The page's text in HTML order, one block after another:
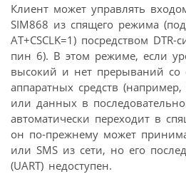
Клиент может управлять
SIM868 из спящего режима
AT+CSCLK=1) посредством DTR-
пин 6). В этом режиме, если
высокий и нет прерываний со
аппаратных средств
или данных в
автоматически переходит в
он по-прежнему может
или SMS из сети, но его
(UART) недоступен.